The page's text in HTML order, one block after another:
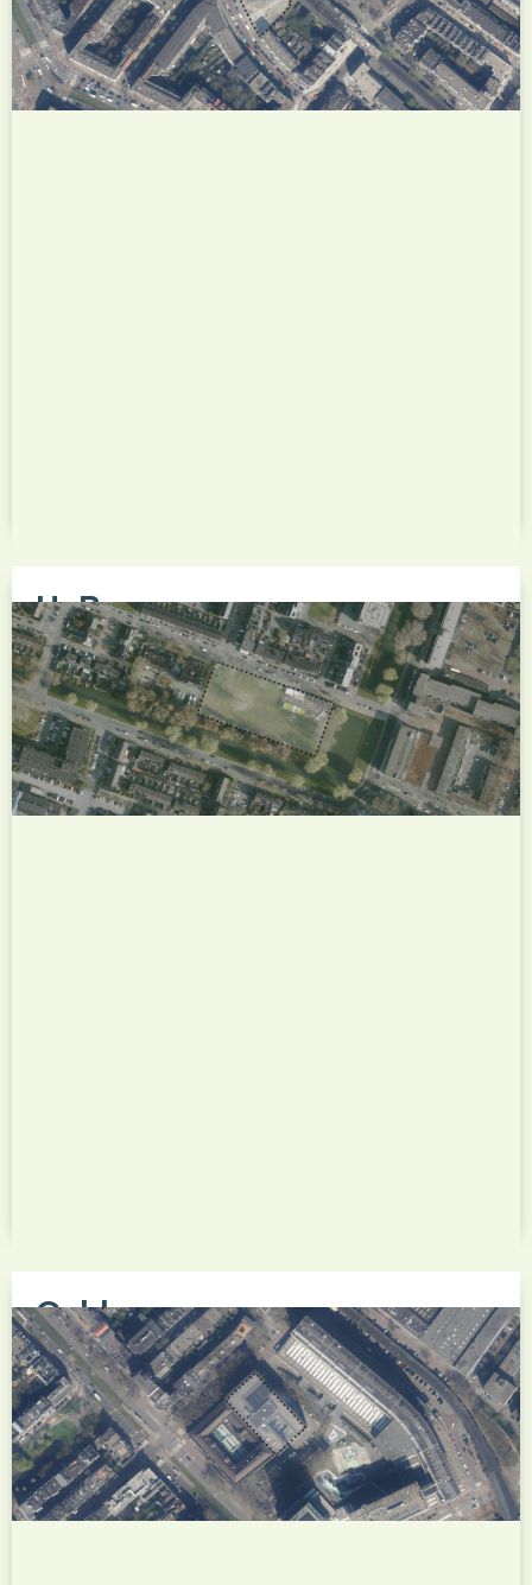
Overschie-Oost op het terrein van de voormalige
Vernis- en Japanlakfabriek Van Klaveren en Zonen
aan de Schie. Het plan transformeert de
voormalige industriële locatie tot een groene
HoBo
Het nieuwbouwproject HoBo (Insulindestraat
250-256) is een binnenstedelijke
woningbouwontwikkeling in Rotterdam-Noord,
direct naast het toekomstige Hofbogenpark. Het
project omvat een modern woongebouw met
appartementen rondom een gezamenlijke groene
Gebbeweg
Het nieuwbouwproject Gebbeweg is een
woningbouwontwikkeling in de Rotterdamse wijk
Hoogvliet en maakt onderdeel uit van de
gebiedsontwikkeling Maasranden. Op de locatie
van een voormalige schoollocatie worden drie
appartementengebouwen gerealiseerd in een